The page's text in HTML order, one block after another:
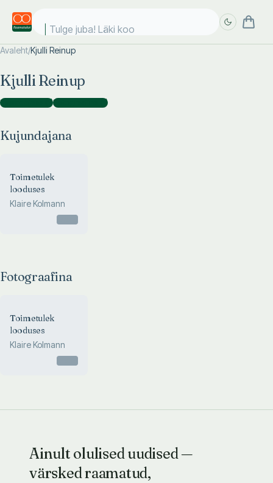
Tulge juba! Läki kooli
Avaleht/Kjulli Reinup
Kjulli Reinup
Kujundajana )Fotograafina )
Kujundajana
Toimetulek
looduses
Klaire Kolmann
Fotograafina
Toimetulek
looduses
Klaire Kolmann
Ainult olulised uudised —
värsked raamatud,